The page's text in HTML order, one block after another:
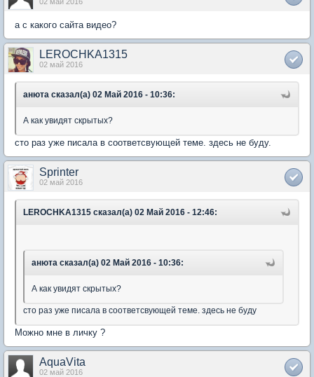
а с какого сайта видео?
LEROCHKA1315
02 май 2016
анюта сказал(а) 02 Май 2016 - 10:36:
А как увидят скрытых?
сто раз уже писала в соответсвующей теме. здесь не буду.
Sprinter
02 май 2016
LEROCHKA1315 сказал(а) 02 Май 2016 - 12:46:
анюта сказал(а) 02 Май 2016 - 10:36:
А как увидят скрытых?
сто раз уже писала в соответсвующей теме. здесь не буду
Можно мне в личку ?
AquaVita
02 май 2016